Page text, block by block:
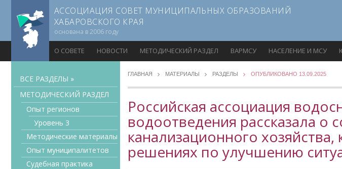
АССОЦИАЦИЯ СОВЕТ МУНИЦИПАЛЬНЫХ ОБРАЗОВАНИЙ
ХАБАРОВСКОГО КРАЯ
основана в 2006 году
О СОВЕТЕ НОВОСТИ МЕТОДИЧЕСКИЙ РАЗДЕЛ ВАРМСУ НАСЕЛЕНИЕ И МСУ
ВСЕ РАЗДЕЛЫ »
МЕТОДИЧЕСКИЙ РАЗДЕЛ
Опыт регионов
Уровень 3
Методические материалы
Опыт муниципалитетов
Судебная практика
ГЛАВНАЯ МАТЕРИАЛЫ РАЗДЕЛЫ ОПУБЛИКОВАНО 13.09.2025
Российская ассоциация
водоотведения рассказала о
канализационного
решениях по улучшению